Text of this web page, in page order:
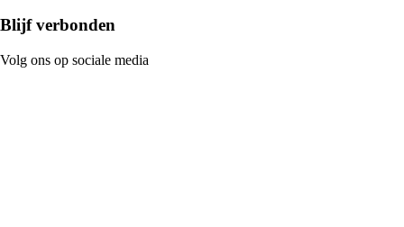
Blijf verbonden
Volg ons op sociale media